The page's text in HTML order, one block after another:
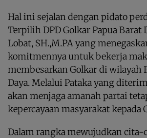
Hal ini sejalan dengan pidato
Terpilih DPD Golkar Papua Barat
Lobat, SH.,M.PA yang
komitmennya untuk bekerja
membesarkan Golkar di wilayah
Daya. Melalui Pataka yang
akan menjaga amanah partai
kepercayaan masyarakat kepada
Dalam rangka mewujudkan cita-